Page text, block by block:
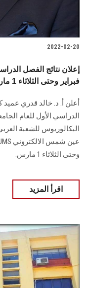
2022-02-20
فبراير وحتى الثلاثاء 1 مارس
أعلن أ. د. خالد قدري عميد
البكالوريوس للشعبة
وحتى الثلاثاء 1 مارس.
اقرأ المزيد